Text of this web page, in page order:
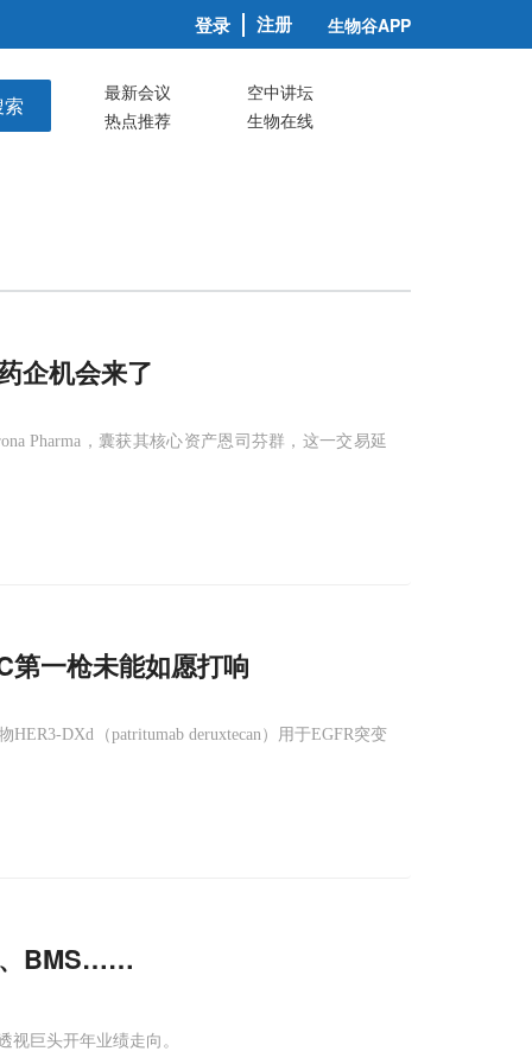
登录 注册 生物谷APP
最新会议
空中讲坛
热点推荐
生物在线
企机会来了
Pharma，囊获其核心资产恩司芬群，这一交易延
第一枪未能如愿打响
DXd（patritumab deruxtecan）用于EGFR突变
、BMS……
视巨头开年业绩走向。